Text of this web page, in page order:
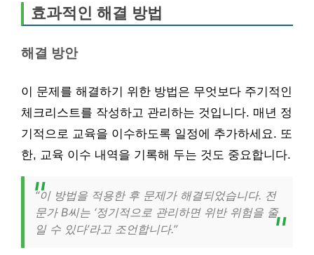
효과적인 해결 방법
해결 방안
이 문제를 해결하기 위한 방법은 무엇보다 주기적인
체크리스트를 작성하고 관리하는 것입니다. 매년 정
기적으로 교육을 이수하도록 일정에 추가하세요. 또
한, 교육 이수 내역을 기록해 두는 것도 중요합니다.
“이 방법을 적용한 후 문제가 해결되었습니다. 전
문가 B씨는 ‘정기적으로 관리하면 위반 위험을 줄
일 수 있다’라고 조언합니다.”